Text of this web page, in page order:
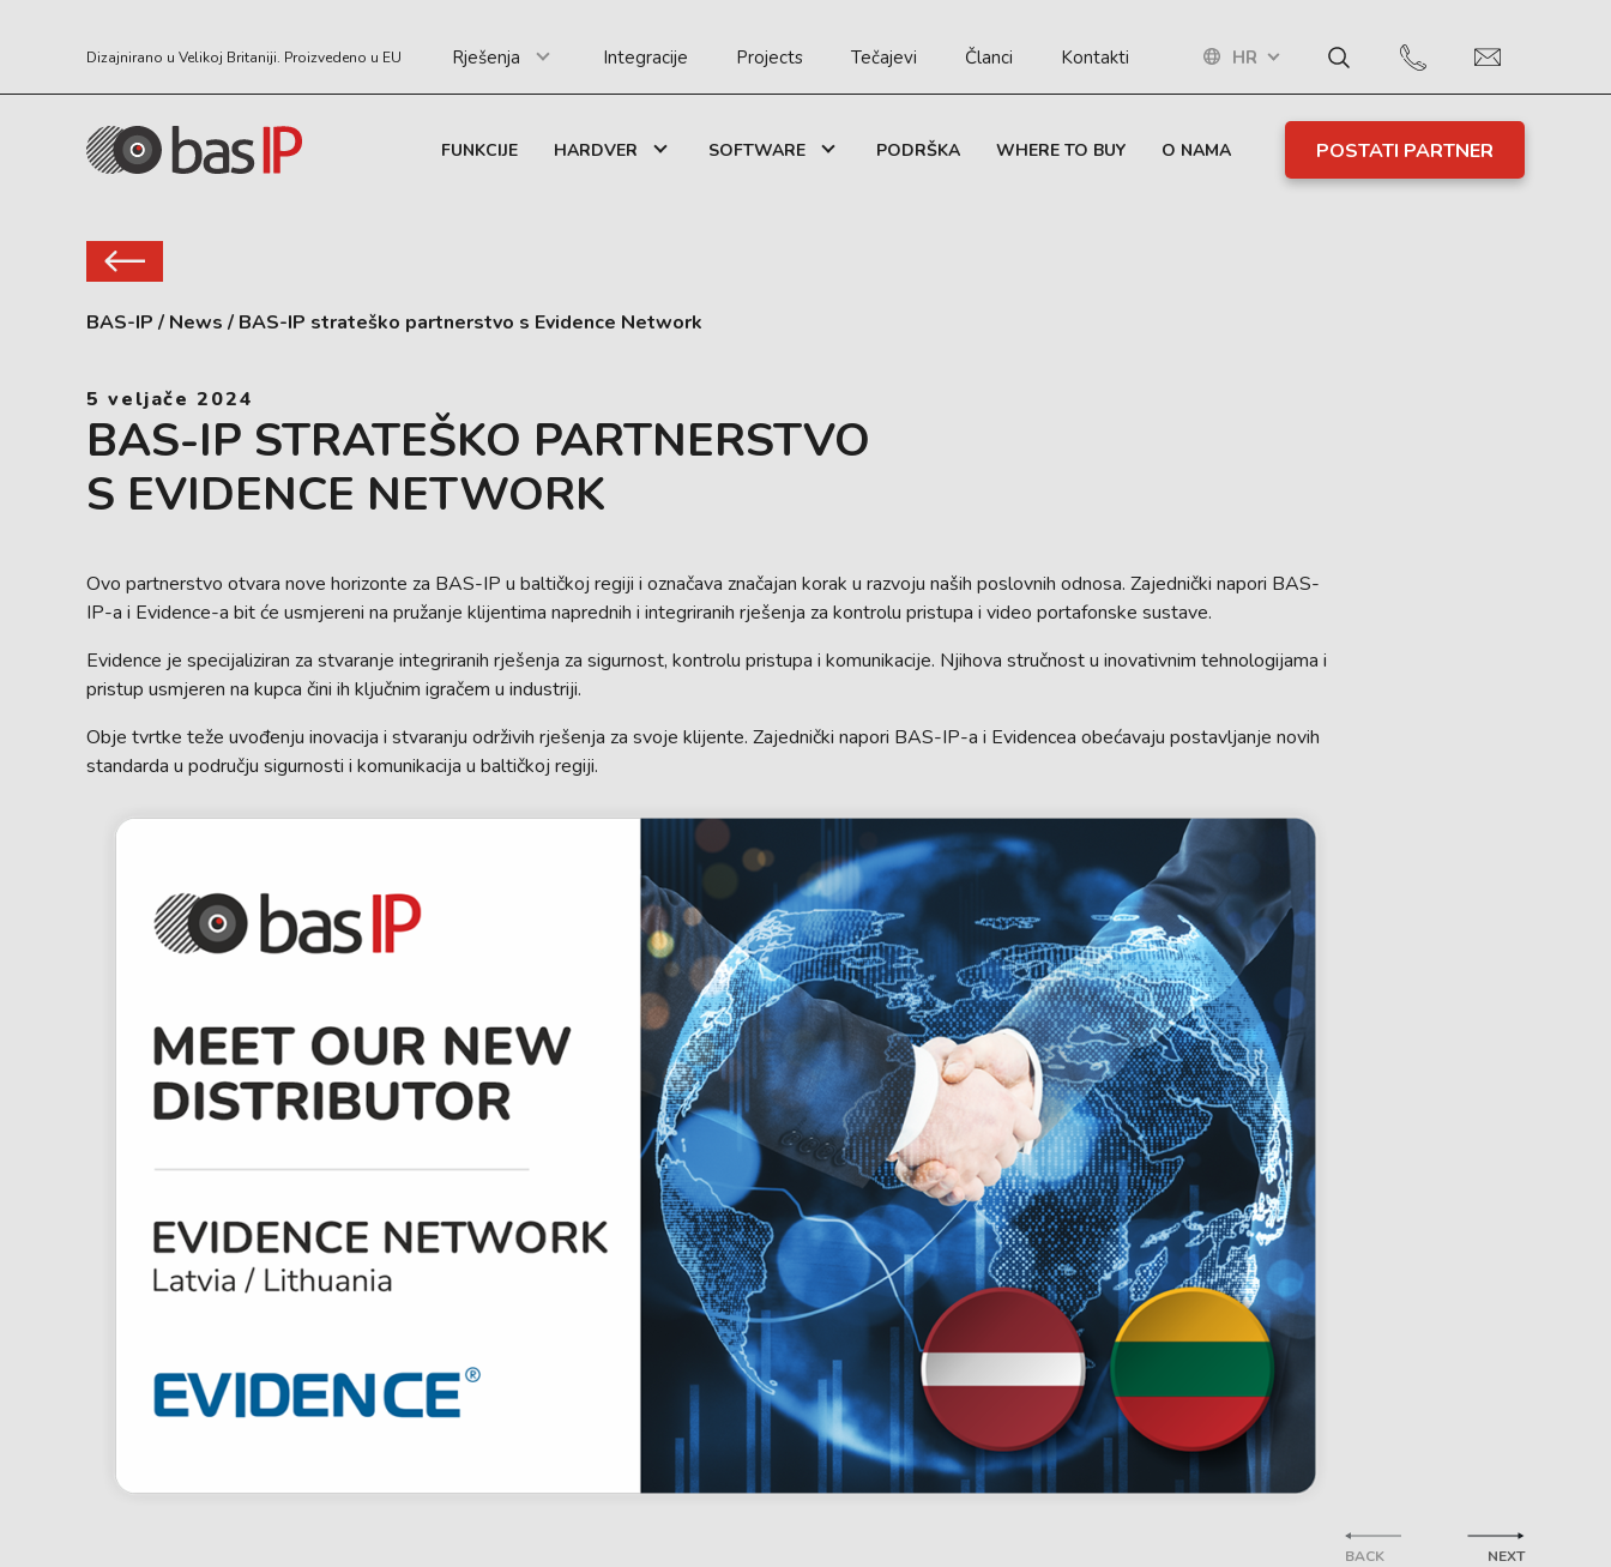
Dizajnirano u Velikoj Britaniji. Proizvedeno u EU Rješenja Integracije Projects Tečajevi Članci Kontakti HR
FUNKCIJE HARDVER SOFTWARE PODRŠKA WHERE TO BUY O NAMA POSTATI PARTNER
BAS-IP / News / BAS-IP strateško partnerstvo s Evidence Network
5 veljače 2024
BAS-IP STRATEŠKO PARTNERSTVO
S EVIDENCE NETWORK
Ovo partnerstvo otvara nove horizonte za BAS-IP u baltičkoj regiji i označava značajan korak u razvoju naših poslovnih odnosa. Zajednički napori BAS-
IP-a i Evidence-a bit će usmjereni na pružanje klijentima naprednih i integriranih rješenja za kontrolu pristupa i video portafonske sustave.
Evidence je specijaliziran za stvaranje integriranih rješenja za sigurnost, kontrolu pristupa i komunikacije. Njihova stručnost u inovativnim tehnologijama i
pristup usmjeren na kupca čini ih ključnim igračem u industriji.
Obje tvrtke teže uvođenju inovacija i stvaranju održivih rješenja za svoje klijente. Zajednički napori BAS-IP-a i Evidencea obećavaju postavljanje novih
standarda u području sigurnosti i komunikacija u baltičkoj regiji.
BACK NEXT